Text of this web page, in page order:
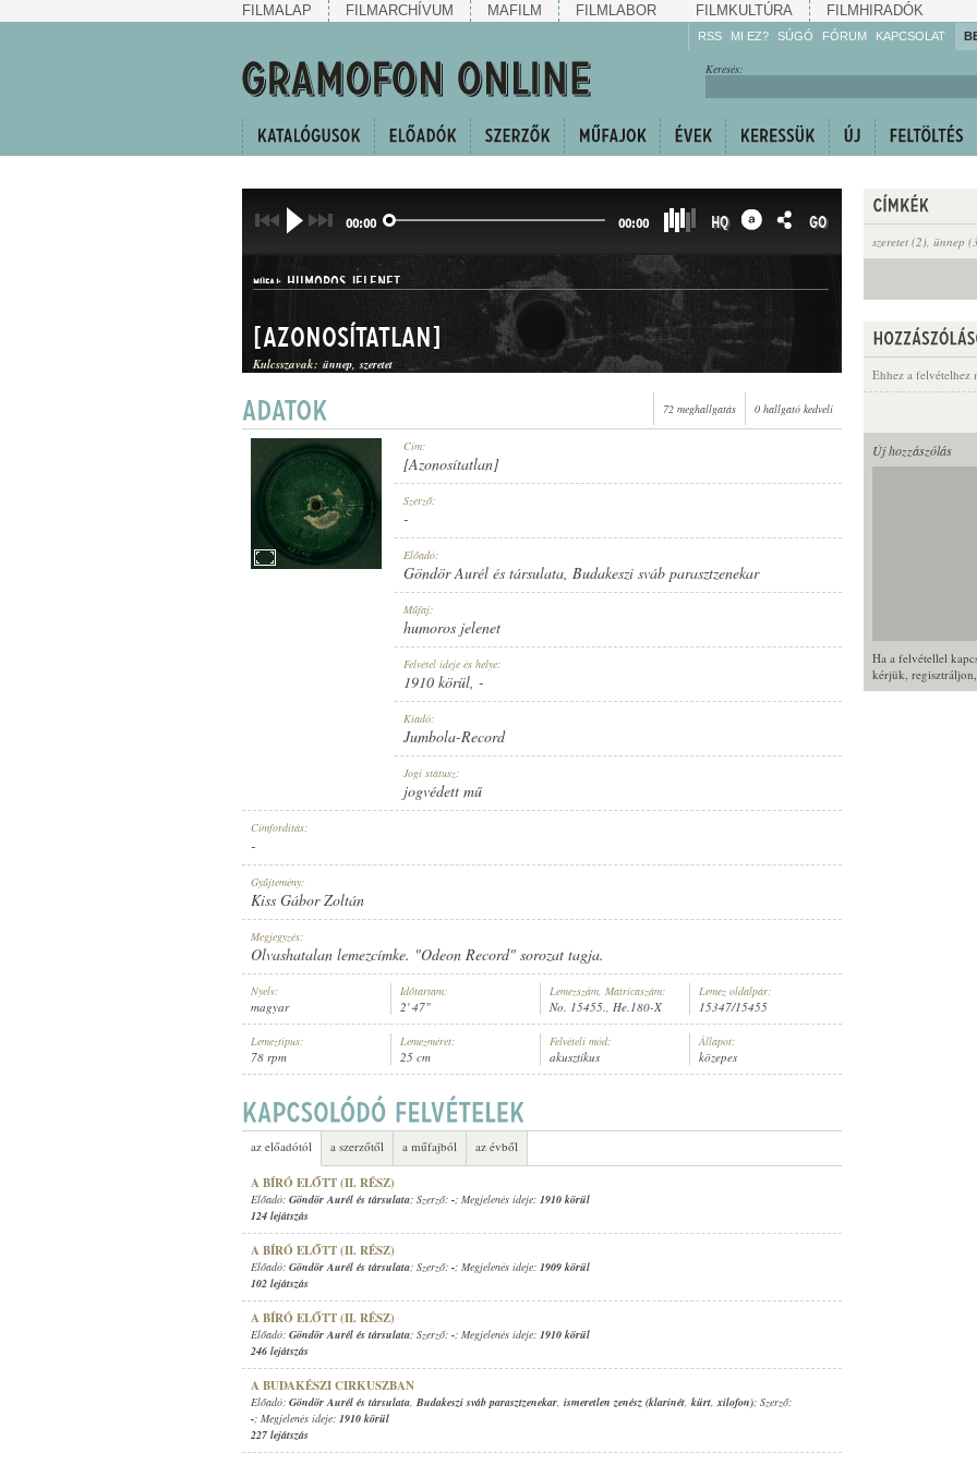
FILMALAP FILMARCHÍVUM MAFILM FILMLABOR FILMKULTÚRA FILMHIRADÓK
RSS MI EZ? SÚGÓ
Gyarapítsa!
FÓRUM KAPCSOLAT
Keresés:
szeretet (2), ünnep
Ehhez a felvételhez
Új hozzászólás
Ha a felvétellel
kérjük, regisztráljon
00:00 00:00 HQ GO
ELŐADÓ: GÖNDÖR AURÉL ÉS TÁRSULATA
-
MŰFAJ: HUMOROS JELENET
MEGJELENÉS IDEJE: 1910 KÖRÜL
[Azonosítatlan]
Kulcsszavak: ünnep szeretet
72 meghallgatás 0 hallgató kedveli
Cím:
[Azonosítatlan]
Szerző:
-
Előadó:
Göndör Aurél és társulata, Budakeszi sváb parasztzenekar
Műfaj:
humoros jelenet
Felvétel ideje és helye:
1910 körül, -
Kiadó:
Jumbola-Record
Jogi státusz:
jogvédett mű
Címfordítás:
-
Gyűjtemény:
Kiss Gábor Zoltán
Megjegyzés:
Olvashatalan lemezcímke. "Odeon Record" sorozat tagja.
Nyelv:
magyar
Időtartam:
2' 47"
Lemezszám, Matricaszám:
No. 15455., He.180-X
Lemez oldalpár:
15347/15455
Lemeztípus:
78 rpm
Lemezméret:
25 cm
Felvételi mód:
akusztikus
Állapot:
közepes
az előadótól a szerzőtől a műfajból az évből
A BÍRÓ ELŐTT (II. RÉSZ)
Előadó: Göndör Aurél és társulata; Szerző: -; Megjelenés ideje: 1910 körül
124 lejátszás
A BÍRÓ ELŐTT (II. RÉSZ)
Előadó: Göndör Aurél és társulata; Szerző: -; Megjelenés ideje: 1909 körül
102 lejátszás
A BÍRÓ ELŐTT (II. RÉSZ)
Előadó: Göndör Aurél és társulata; Szerző: -; Megjelenés ideje: 1910 körül
246 lejátszás
A BUDAKÉSZI CIRKUSZBAN
Előadó: Göndör Aurél és társulata, Budakeszi sváb parasztzenekar, ismeretlen zenész (klarinét, kürt,xilofon); Szerző:
-; Megjelenés ideje: 1910 körül
227 lejátszás